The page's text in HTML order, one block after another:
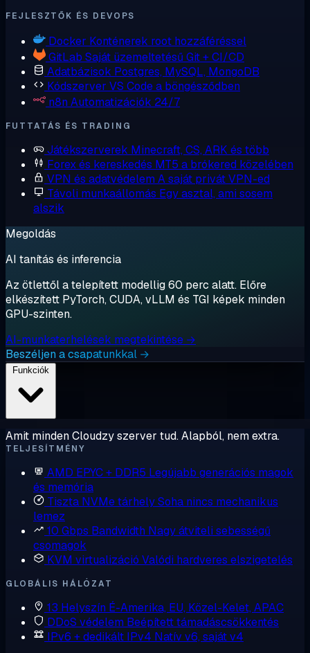
FEJLESZTŐK ÉS DEVOPS
Docker Konténerek root hozzáféréssel
GitLab Saját üzemeltetésű Git + CI/CD
Adatbázisok Postgres, MySQL, MongoDB
Kódszerver VS Code a böngésződben
n8n Automatizációk 24/7
FUTTATÁS ÉS TRADING
Játékszerverek Minecraft, CS, ARK és több
Forex és kereskedés MT5 a brókered közelében
VPN és adatvédelem A saját privát VPN-ed
Távoli munkaállomás Egy asztal, ami sosem
alszik
Megoldás
AI tanítás és inferencia
Az ötlettől a telepített modellig 60 perc alatt. Előre
elkészített PyTorch, CUDA, vLLM és TGI képek minden
GPU-szinten.
AI-munkaterhelések megtekintése →
Beszéljen a csapatunkkal →
Amit minden Cloudzy szerver tud. Alapból, nem extra.
TELJESÍTMÉNY
AMD EPYC + DDR5 Legújabb generációs magok
és memória
Tiszta NVMe tárhelySoha nincs mechanikus
lemez
10 Gbps Bandwidth Nagy átviteli sebességű
csomagok
KVM virtualizáció Valódi hardveres elszigetelés
GLOBÁLIS HÁLÓZAT
13 Helyszín É-Amerika, EU, Közel-Kelet, APAC
DDoS védelem Beépített támadáscsökkentés
IPv6 + dedikált IPv4 Natív v6, saját v4